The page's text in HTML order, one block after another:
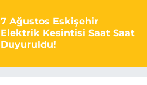
7 Ağustos Eskişehir
Elektrik Kesintisi Saat Saat
Duyuruldu!